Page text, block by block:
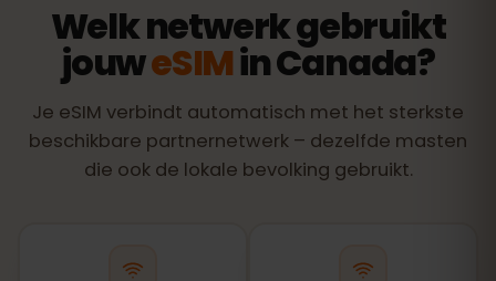
Welk netwerk gebruikt
jouweSIMin Canada?
Je eSIM verbindt automatisch met het sterkste
beschikbare partnernetwerk – dezelfde masten
die ook de lokale bevolking gebruikt.